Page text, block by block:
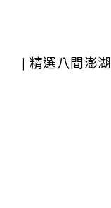
| 精選八間澎